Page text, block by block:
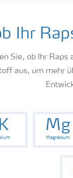
Ihr
Sie, ob Ihr
aus, um mehr
K Mg
Magnesium